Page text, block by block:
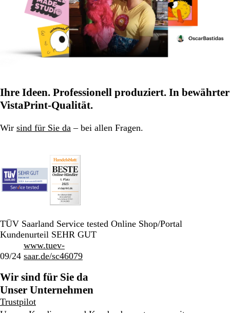
Ihre Ideen. Professionell produziert. In bewährter
VistaPrint-Qualität.
Wir sind für Sie da – bei allen Fragen.
TÜV Saarland Service tested Online Shop/Portal
Kundenurteil SEHR GUT
09/24
www.tuev-
saar.de/sc46079
Wir sind für Sie da
Unser Unternehmen
Trustpilot